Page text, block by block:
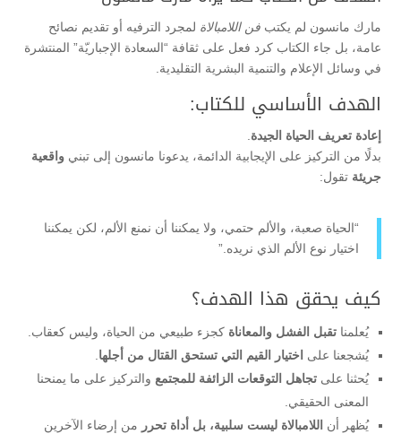
مارك مانسون لم يكتب فن اللامبالاة لمجرد الترفيه أو تقديم نصائح
عامة، بل جاء الكتاب كرد فعل على ثقافة “السعادة الإجباريّة” المنتشرة
في وسائل الإعلام والتنمية البشرية التقليدية.
الهدف الأساسي للكتاب:
إعادة تعريف الحياة الجيدة
بدلًا من التركيز على الإيجابية الدائمة، يدعونا مانسون إلى تبني واقعية
جريئة تقول:
“الحياة صعبة، والألم حتمي، ولا يمكننا أن نمنع الألم، لكن يمكننا
اختيار نوع الألم الذي نريده.”
كيف يحقق هذا الهدف؟
يُعلمنا تقبل الفشل والمعاناة كجزء طبيعي من الحياة، وليس كعقاب.
يُشجعنا على اختيار القيم التي تستحق القتال من أجلها
يُحثنا على تجاهل التوقعات الزائفة للمجتمع والتركيز على ما يمنحنا
المعنى الحقيقي.
يُظهر أن اللامبالاة ليست سلبية، بل أداة تحرر من إرضاء الآخرين